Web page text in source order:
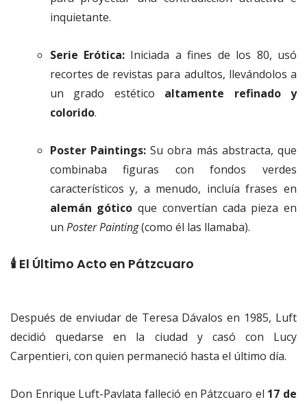
inquietante.
Serie Erótica: Iniciada a fines de los 80, usó
recortes de revistas para adultos, llevándolos a
un grado estético altamente refinado y
colorido.
Poster Paintings:Su obra más abstracta, que
combinaba figuras con fondos verdes
característicos y, a menudo, incluía frases en
alemán gótico que convertían cada pieza en
un Poster Painting(como él las llamaba).
🕯️ El Último Acto en Pátzcuaro
Después de enviudar de Teresa Dávalos en 1985, Luft
decidió quedarse en la ciudad y casó con Lucy
Carpentieri, con quien permaneció hasta el último día.
Don Enrique Luft-Pavlata falleció en Pátzcuaro el 17 de